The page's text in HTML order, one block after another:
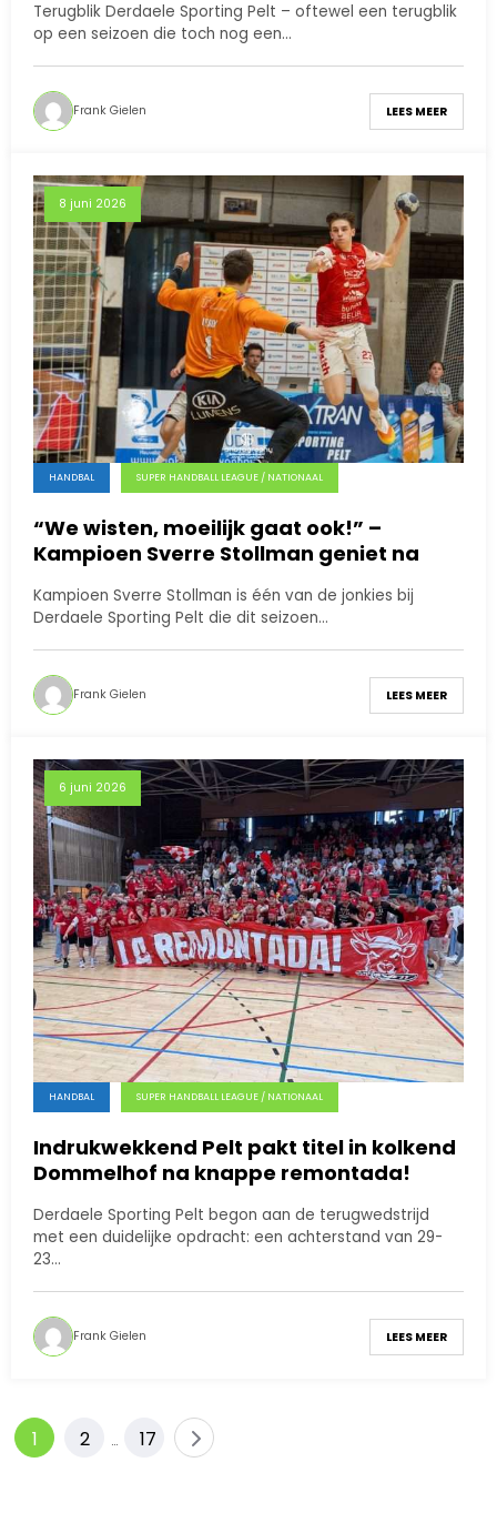
Terugblik Derdaele Sporting Pelt – oftewel een terugblik
op een seizoen die toch nog een…
Frank Gielen LEES MEER
8 juni 2026
HANDBAL SUPER HANDBALL LEAGUE / NATIONAAL
“We wisten, moeilijk gaat ook!” –
Kampioen Sverre Stollman geniet na
Kampioen Sverre Stollman is één van de jonkies bij
Derdaele Sporting Pelt die dit seizoen…
Frank Gielen LEES MEER
6 juni 2026
HANDBAL SUPER HANDBALL LEAGUE / NATIONAAL
Indrukwekkend Pelt pakt titel in kolkend
Dommelhof na knappe remontada!
Derdaele Sporting Pelt begon aan de terugwedstrijd
met een duidelijke opdracht: een achterstand van 29-
23…
Frank Gielen LEES MEER
Berichten
1 2 … 17